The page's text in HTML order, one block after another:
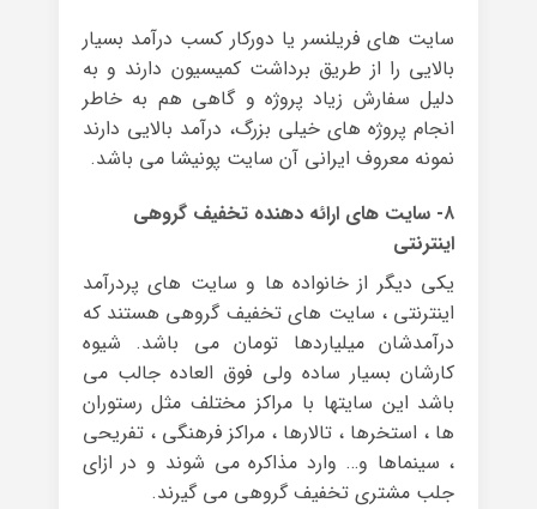
سایت های فریلنسر یا دورکار کسب درآمد بسیار
بالایی را از طریق برداشت کمیسیون دارند و به
دلیل سفارش زیاد پروژه و گاهی هم به خاطر
انجام پروژه های خیلی بزرگ، درآمد بالایی دارند
نمونه معروف ایرانی آن سایت پونیشا می باشد.
۸- سایت های ارائه دهنده تخفیف گروهی
اینترنتی
یکی دیگر از خانواده ها و سایت های پردرآمد
اینترنتی ، سایت های تخفیف گروهی هستند که
درآمدشان میلیاردها تومان می باشد. شیوه
کارشان بسیار ساده ولی فوق العاده جالب می
باشد این سایتها با مراکز مختلف مثل رستوران
ها ، استخرها ، تالارها ، مراکز فرهنگی ، تفریحی
، سینماها و… وارد مذاکره می شوند و در ازای
جلب مشتری تخفیف گروهی می گیرند.